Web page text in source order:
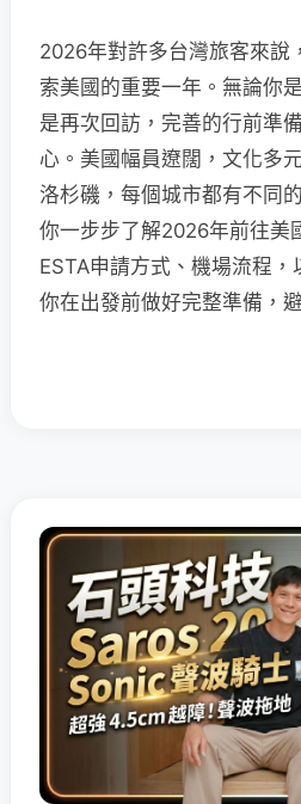
2026年對許多台灣旅客來說
索美國的重要一年。無論你
是再次回訪，完善的行前準
心。美國幅員遼闊，文化多
洛杉磯，每個城市都有不同
你一步步了解2026年前往美
ESTA申請方式、機場流程
你在出發前做好完整準備，